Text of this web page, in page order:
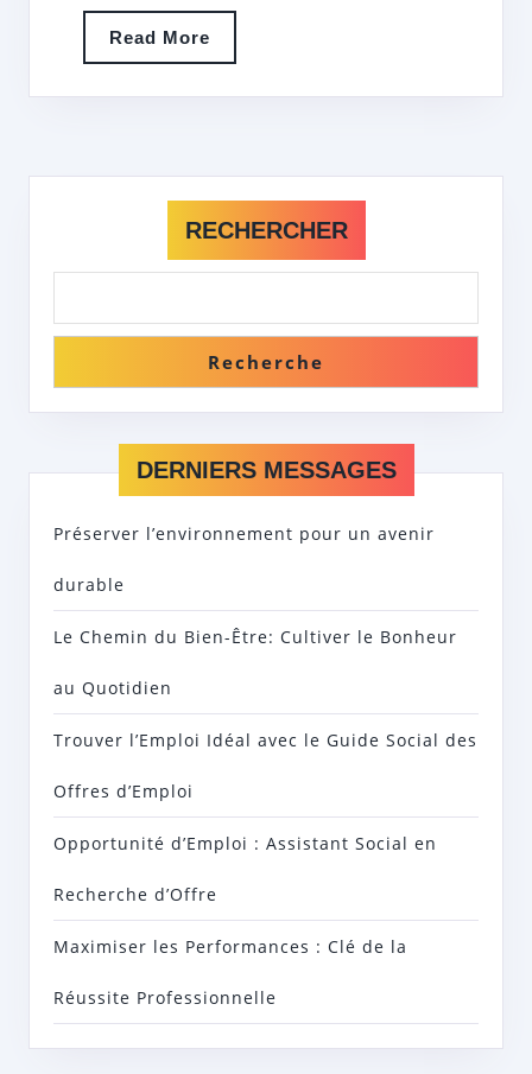
EMPLOI
Read More
More
RECHERCHER
Recherche
DERNIERS MESSAGES
Préserver l’environnement pour un avenir
durable
Le Chemin du Bien-Être: Cultiver le Bonheur
au Quotidien
Trouver l’Emploi Idéal avec le Guide Social des
Offres d’Emploi
Opportunité d’Emploi : Assistant Social en
Recherche d’Offre
Maximiser les Performances : Clé de la
Réussite Professionnelle